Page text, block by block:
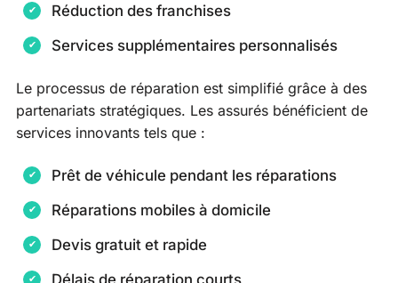
Réduction des franchises
Services supplémentaires personnalisés
Le processus de réparation est simplifié grâce à des
partenariats stratégiques. Les assurés bénéficient de
services innovants tels que :
Prêt de véhicule pendant les réparations
Réparations mobiles à domicile
Devis gratuit et rapide
Délais de réparation courts